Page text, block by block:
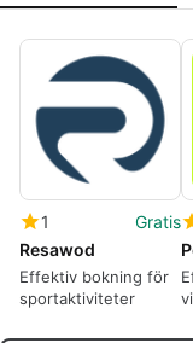
1
Gratis
Resawod
Effektiv bokning för
sportaktiviteter